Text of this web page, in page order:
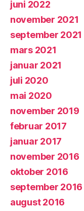
juni 2022
november 2021
september 2021
mars 2021
januar 2021
juli 2020
mai 2020
november 2019
februar 2017
januar 2017
november 2016
oktober 2016
september 2016
august 2016